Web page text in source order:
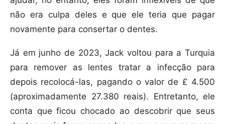
não era culpa deles e que ele teria que pagar
novamente para consertar o dentes.
Já em junho de 2023, Jack voltou para a Turquia
para remover as lentes tratar a infecção para
depois recolocá-las, pagando o valor de £ 4.500
(aproximadamente 27.380 reais). Entretanto, ele
conta que ficou chocado ao descobrir que seus